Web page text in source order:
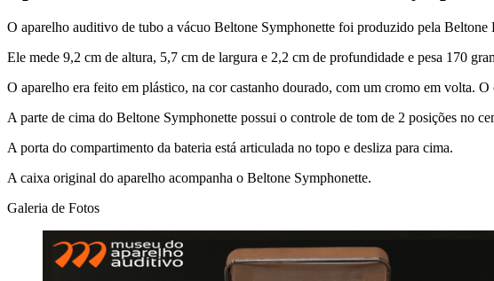
O aparelho auditivo de tubo a vácuo Beltone Symphonette foi produzido pela
Ele mede 9,2 cm de altura, 5,7 cm de largura e 2,2 cm de profundidade e pesa 170
O aparelho era feito em plástico, na cor castanho dourado, com um cromo em volta.
A parte de cima do Beltone Symphonette possui o controle de tom de 2 posições no
A porta do compartimento da bateria está articulada no topo e desliza para cima.
A caixa original do aparelho acompanha o Beltone Symphonette.
Galeria de Fotos